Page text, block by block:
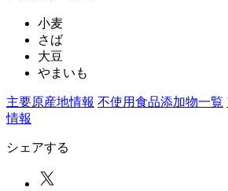
小麦
さば
大豆
やまいも
主要原産地情報 不使用食品添加物一覧
情報
シェアする